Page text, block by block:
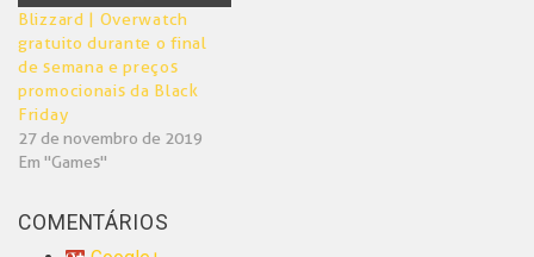
Blizzard | Overwatch
gratuito durante o final
de semana e preços
promocionais da Black
Friday
27 de novembro de 2019
Em "Games"
COMENTÁRIOS